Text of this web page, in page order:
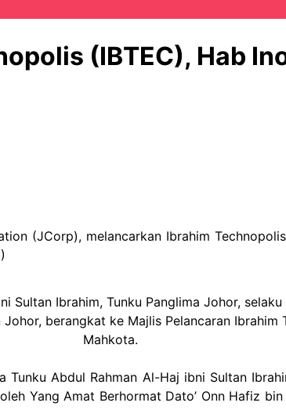
(IBTEC), Hab
(JCorp), melancarkan Ibrahim
Sultan Ibrahim, Tunku Panglima Johor,
berangkat ke Majlis Pelancaran Ibrahim
Mahkota.
Abdul Rahman Al-Haj ibni Sultan
Yang Amat Berhormat Dato’ Onn Hafiz